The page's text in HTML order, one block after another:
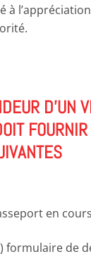
à
D’UN
en
formulaire de